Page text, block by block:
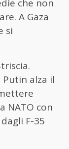
che non
A Gaza
si
alza il
NATO con
F-35